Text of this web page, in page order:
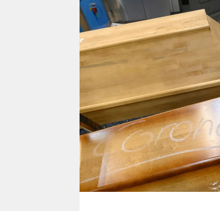
nord
wahrheit
verlag
verlag
veranstaltungen
shop
fragen & hilfe
unterstützen
abo
genossenschaft